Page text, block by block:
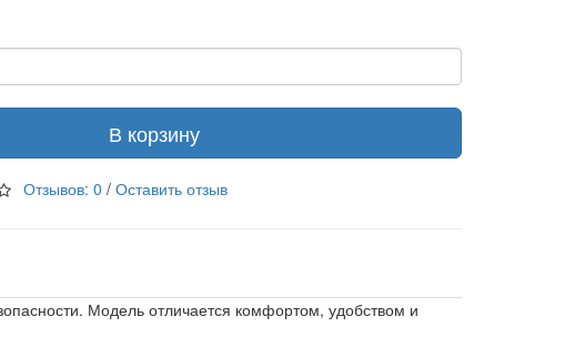
В корзину
Отзывов: 0 / Оставить отзыв
Модель отличается комфортом, удобством и